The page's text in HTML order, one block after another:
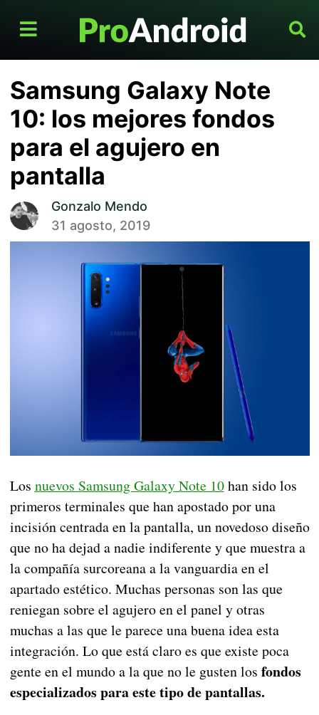
Samsung Galaxy Note
10: los mejores fondos
para el agujero en
pantalla
Gonzalo Mendo
31 agosto, 2019
Los nuevos Samsung Galaxy Note 10han sido los
primeros terminales que han apostado por una
incisión centrada en la pantalla, un novedoso diseño
que no ha dejad a nadie indiferente y que muestra a
la compañía surcoreana a la vanguardia en el
apartado estético. Muchas personas son las que
reniegan sobre el agujero en el panel y otras
muchas a las que le parece una buena idea esta
integración. Lo que está claro es que existe poca
gente en el mundo a la que no le gusten los fondos
especializados para este tipo de pantallas.